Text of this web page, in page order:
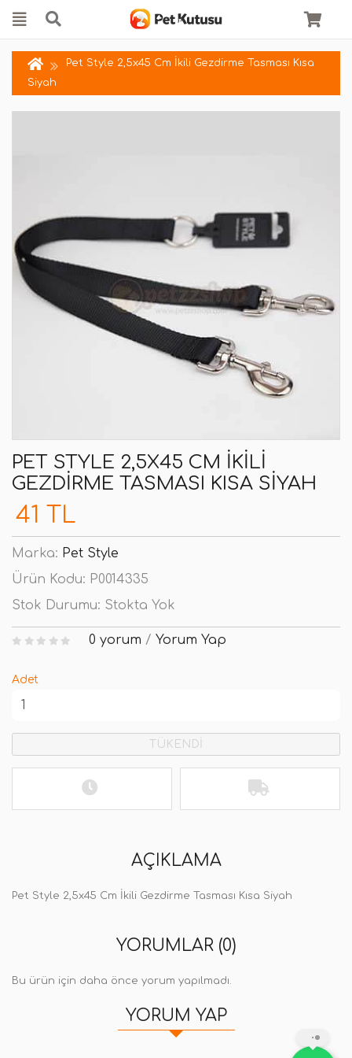
Pet Style 2,5x45 Cm İkili Gezdirme Tasması Kısa
Siyah
PET STYLE 2,5X45 CM İKILI
GEZDIRME TASMASI KISA SIYAH
41 TL
Marka: Pet Style
Ürün Kodu: P0014335
Stok Durumu: Stokta Yok
0 yorum / Yorum Yap
Adet
TÜKENDİ
AÇIKLAMA
Pet Style 2,5x45 Cm İkili Gezdirme Tasması Kısa Siyah
YORUMLAR (0)
Bu ürün için daha önce yorum yapılmadı.
YORUM YAP